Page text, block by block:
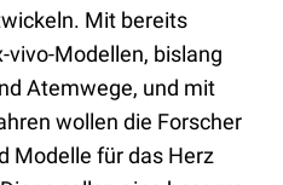
Mit bereits
vivo-Modellen, bislang
Atemwege, und mit
wollen die Forscher
Modelle für das Herz